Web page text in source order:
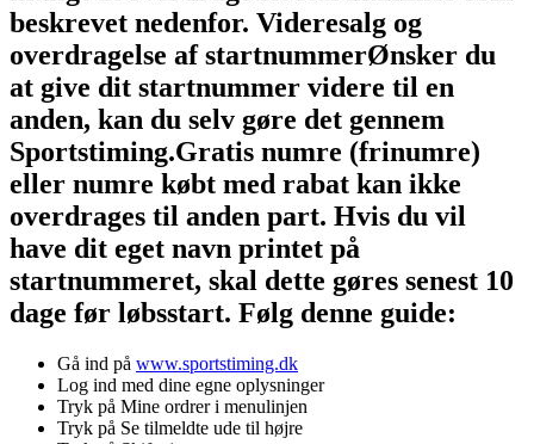
beskrevet nedenfor. Videresalg og
overdragelse af startnummerØnsker du
at give dit startnummer videre til en
anden, kan du selv gøre det gennem
Sportstiming.Gratis numre (frinumre)
eller numre købt med rabat kan ikke
overdrages til anden part. Hvis du vil
have dit eget navn printet på
startnummeret, skal dette gøres senest 10
dage før løbsstart. Følg denne guide:
Gå ind på www.sportstiming.dk
Log ind med dine egne oplysninger
Tryk på Mine ordrer i menulinjen
Tryk på Se tilmeldte ude til højre